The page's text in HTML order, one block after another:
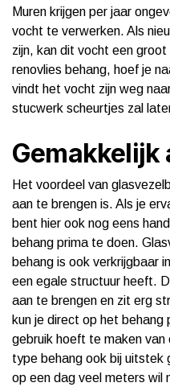
Muren krijgen per jaar
vocht te verwerken. Als
zijn, kan dit vocht een
renovlies behang, hoef je
vindt het vocht zijn weg
stucwerk scheurtjes zal
Gemakkelijk
Het voordeel van
aan te brengen is. Als je
bent hier ook nog eens
behang prima te doen.
behang is ook verkrijgbaar
een egale structuur heeft.
aan te brengen en zit erg
kun je direct op het
gebruik hoeft te maken
type behang ook bij uitstek
op een dag veel meters wil